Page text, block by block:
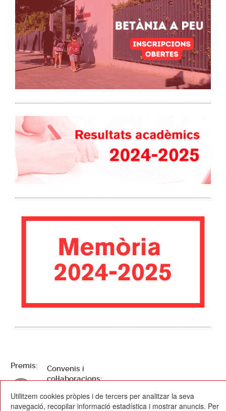
Premis:
Convenis i
col·laboracions:
Utilitzem cookies pròpies i de tercers per analitzar la seva
navegació, recopilar informació estadística i mostrar anuncis. Per